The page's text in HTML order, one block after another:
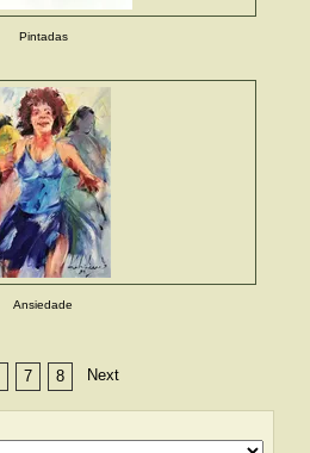
Pintadas
Ansiedade
7 8 Next